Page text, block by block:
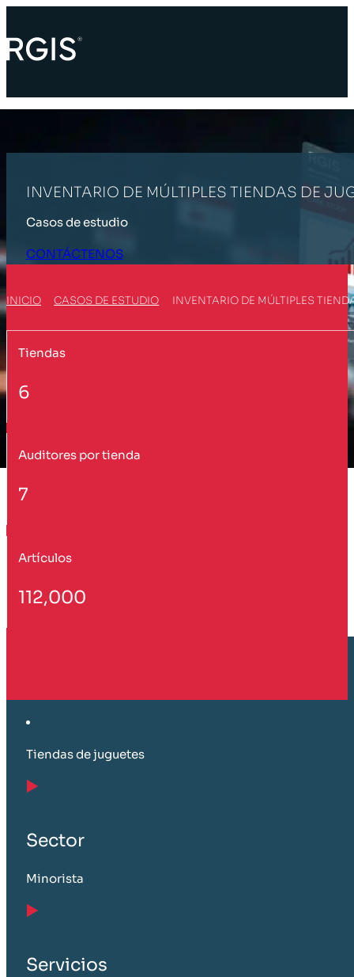
INVENTARIO DE MÚLTIPLES TIENDAS DE
Casos de estudio
CONTÁCTENOS
INICIO CASOS DE ESTUDIO INVENTARIO DE MÚLTIPLES
Tiendas
6
Auditores por tienda
7
Artículos
112,000
Tiendas de juguetes
Sector
Minorista
Servicios